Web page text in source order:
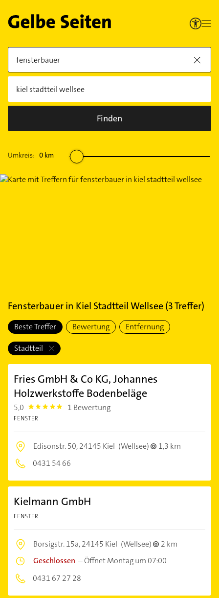
Finden
Umkreis: 0 km
Fensterbauerin Kiel Stadtteil Wellsee(3Treffer)
Beste Treffer Bewertung Entfernung
Stadtteil
Fries GmbH & Co KG, Johannes
Holzwerkstoffe Bodenbeläge
5,0 5.0 1 Bewertung
FENSTER
Edisonstr. 50,24145 Kiel (Wellsee)
1,3 km
0431 54 66
Kielmann GmbH
FENSTER
Borsigstr. 15a,24145 Kiel (Wellsee)
2 km
Geschlossen –Öffnet Montag um 07:00
0431 67 27 28